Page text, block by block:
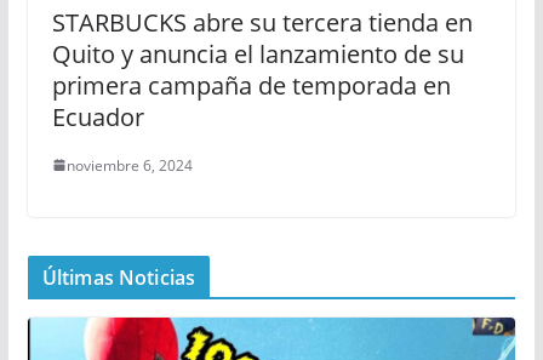
STARBUCKS abre su tercera tienda en
Quito y anuncia el lanzamiento de su
primera campaña de temporada en
Ecuador
noviembre 6, 2024
Últimas Noticias